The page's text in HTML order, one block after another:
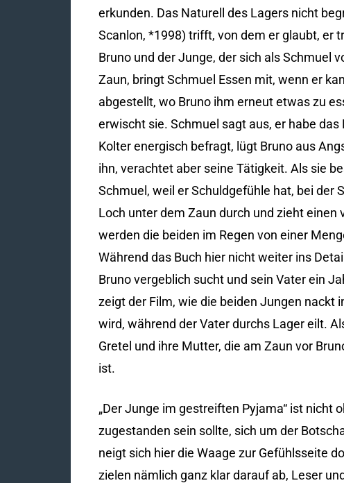
erkunden. Das Naturell des Lagers nicht
Scanlon, *1998) trifft, von dem er glaubt, er
Bruno und der Junge, der sich als Schmuel
Zaun, bringt Schmuel Essen mit, wenn er
abgestellt, wo Bruno ihm erneut etwas zu
erwischt sie. Schmuel sagt aus, er habe
Kolter energisch befragt, lügt Bruno aus
ihn, verachtet aber seine Tätigkeit. Als sie
Schmuel, weil er Schuldgefühle hat, bei der
Loch unter dem Zaun durch und zieht einen
werden die beiden im Regen von einer
Während das Buch hier nicht weiter ins
Bruno vergeblich sucht und sein Vater ein
zeigt der Film, wie die beiden Jungen nackt
wird, während der Vater durchs Lager eilt.
Gretel und ihre Mutter, die am Zaun vor
ist.
„Der Junge im gestreiften Pyjama“ ist nicht
zugestanden sein sollte, sich um der
neigt sich hier die Waage zur Gefühlsseite
zielen nämlich ganz klar darauf ab, Leser